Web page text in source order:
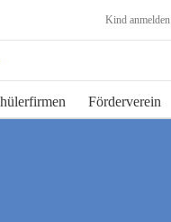
Kind anmelden
Förderverein